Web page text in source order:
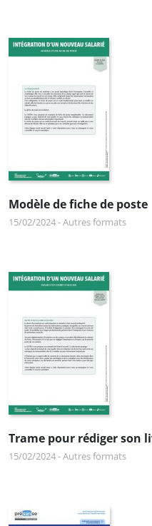
Modèle de fiche de poste
15/02/2024-Autres formats
Trame pour rédiger son
15/02/2024-Autres formats